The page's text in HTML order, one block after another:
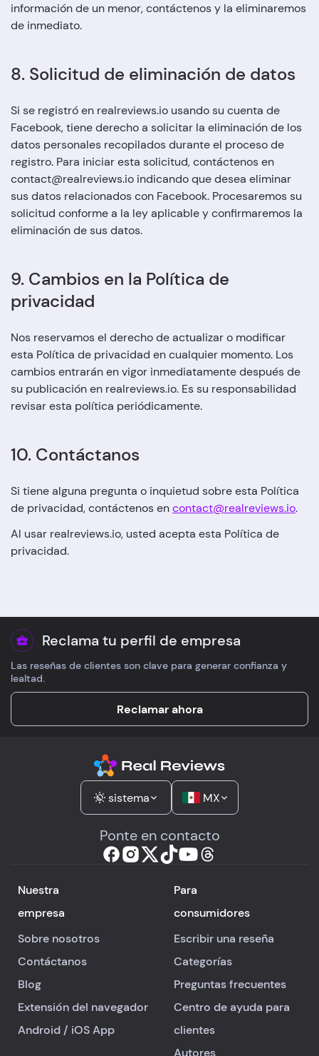
información de un menor, contáctenos y la eliminaremos
de inmediato.
8. Solicitud de eliminación de datos
Si se registró en realreviews.io usando su cuenta de
Facebook, tiene derecho a solicitar la eliminación de los
datos personales recopilados durante el proceso de
registro. Para iniciar esta solicitud, contáctenos en
contact@realreviews.io indicando que desea eliminar
sus datos relacionados con Facebook. Procesaremos su
solicitud conforme a la ley aplicable y confirmaremos la
eliminación de sus datos.
9. Cambios en la Política de
privacidad
Nos reservamos el derecho de actualizar o modificar
esta Política de privacidad en cualquier momento. Los
cambios entrarán en vigor inmediatamente después de
su publicación en realreviews.io. Es su responsabilidad
revisar esta política periódicamente.
10. Contáctanos
Si tiene alguna pregunta o inquietud sobre esta Política
de privacidad, contáctenos encontact@realreviews.io.
Al usar realreviews.io, usted acepta esta Política de
privacidad.
Reclama tu perfil de empresa
Las reseñas de clientes son clave para generar confianza y
lealtad.
Reclamar ahora
sistema MX
Ponte en contacto
Nuestra
empresa
Sobre nosotros
Contáctanos
Blog
Extensión del navegador
Android / iOSApp
Para
consumidores
Escribir una reseña
Categorías
Preguntas frecuentes
Centro de ayuda para
clientes
Autores